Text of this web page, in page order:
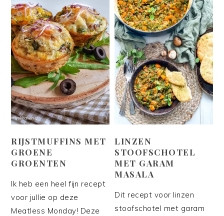
RIJSTMUFFINS MET
GROENE
GROENTEN
Ik heb een heel fijn recept
voor jullie op deze
Meatless Monday! Deze
LINZEN
STOOFSCHOTEL
MET GARAM
MASALA
Dit recept voor linzen
stoofschotel met garam